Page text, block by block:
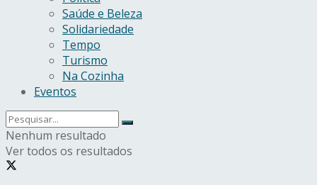
Saúde e Beleza
Solidariedade
Tempo
Turismo
Na Cozinha
Eventos
Nenhum resultado
Ver todos os resultados